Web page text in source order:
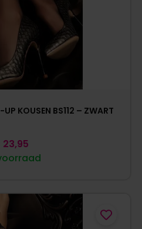
KOUSEN BS112 – ZWART
23,95